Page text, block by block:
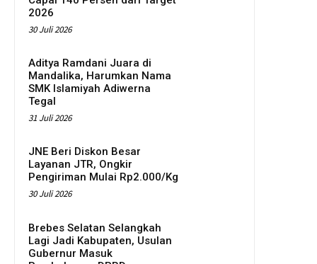
2026
30 Juli 2026
Aditya Ramdani Juara di
Mandalika, Harumkan Nama
SMK Islamiyah Adiwerna
Tegal
31 Juli 2026
JNE Beri Diskon Besar
Layanan JTR, Ongkir
Pengiriman Mulai Rp2.000/Kg
30 Juli 2026
Brebes Selatan Selangkah
Lagi Jadi Kabupaten, Usulan
Gubernur Masuk